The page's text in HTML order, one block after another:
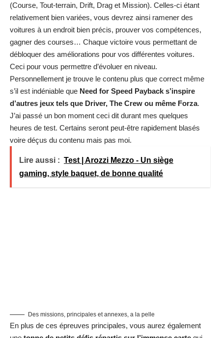
(Course, Tout-terrain, Drift, Drag et Mission). Celles-ci étant
relativement bien variées, vous devrez ainsi ramener des
voitures à un endroit bien précis, prouver vos compétences,
gagner des courses… Chaque victoire vous permettant de
débloquer des améliorations pour vos différentes voitures.
Ceci pour vous permettre d’évoluer en niveau.
Personnellement je trouve le contenu plus que correct même
s’il est indéniable que Need for Speed Payback s’inspire
d’autres jeux tels que Driver, The Crew ou même Forza.
J’ai passé un bon moment ceci dit durant mes quelques
heures de test. Certains seront peut-être rapidement blasés
voire déçus du contenu mais pas moi.
Lire aussi : Test | Arozzi Mezzo - Un siège
gaming, style baquet, de bonne qualité
Des missions, principales et annexes, a la pelle
En plus de ces épreuves principales, vous aurez également